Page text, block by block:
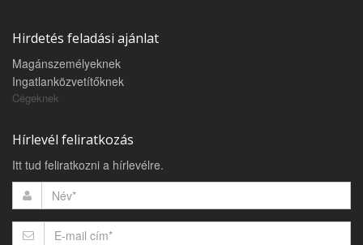
Hirdetés feladási ajánlat
Magánszemélyeknek
Ingatlanközvetítőknek
Cégeknek
Hírlevél feliratkozás
Itt tud feliratkozni a hírlevélre.